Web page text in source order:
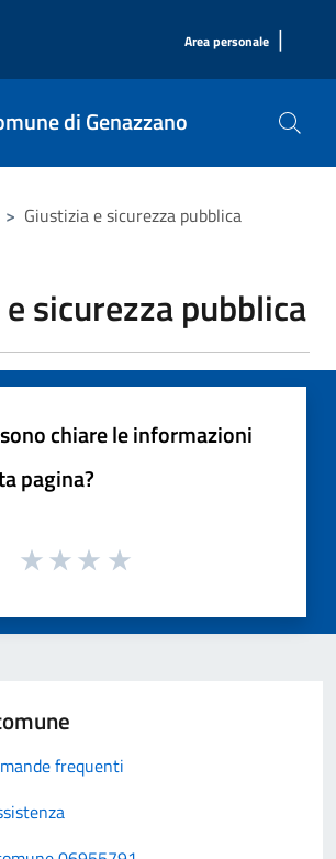
Area personale |
di Genazzano
> Giustizia e sicurezza pubblica
sicurezza pubblica
chiare le informazioni
pagina?
frequenti